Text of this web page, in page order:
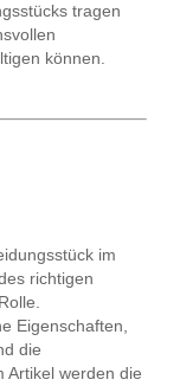
tragen
können.
im
richtigen
Eigenschaften,
die
Artikel werden die